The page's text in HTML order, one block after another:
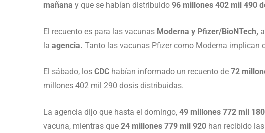
mañana y que se habían distribuido 96 millones 402 mil 490
El recuento es para las vacunas Moderna y Pfizer/BioNTech,
la agencia. Tanto las vacunas Pfizer como Moderna implican
El sábado, los CDC habían informado un recuento de 72
millones 402 mil 290 dosis distribuidas.
La agencia dijo que hasta el domingo, 49 millones 772 mil 180
vacuna, mientras que 24 millones 779 mil 920 han recibido